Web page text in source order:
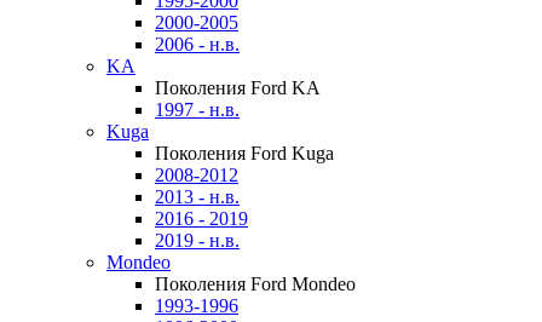
2000-2005
2006 - н.в.
KA
Поколения Ford KA
1997 - н.в.
Kuga
Поколения Ford Kuga
2008-2012
2013 - н.в.
2016 - 2019
2019 - н.в.
Mondeo
Поколения Ford Mondeo
1993-1996